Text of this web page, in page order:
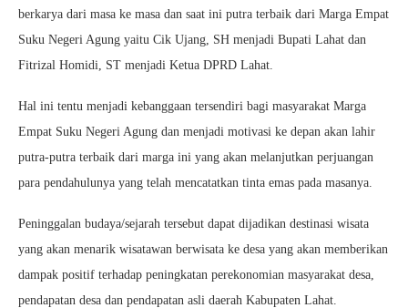
berkarya dari masa ke masa dan saat ini putra terbaik dari Marga Empat
Suku Negeri Agung yaitu Cik Ujang, SH menjadi Bupati Lahat dan
Fitrizal Homidi, ST menjadi Ketua DPRD Lahat.
Hal ini tentu menjadi kebanggaan tersendiri bagi masyarakat Marga
Empat Suku Negeri Agung dan menjadi motivasi ke depan akan lahir
putra-putra terbaik dari marga ini yang akan melanjutkan perjuangan
para pendahulunya yang telah mencatatkan tinta emas pada masanya.
Peninggalan budaya/sejarah tersebut dapat dijadikan destinasi wisata
yang akan menarik wisatawan berwisata ke desa yang akan memberikan
dampak positif terhadap peningkatan perekonomian masyarakat desa,
pendapatan desa dan pendapatan asli daerah Kabupaten Lahat.